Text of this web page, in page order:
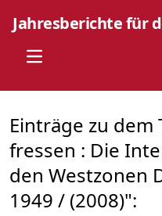
Jahresberichte für
Open main menu
Einträge zu dem
fressen : Die
den Westzonen
1949 / (2008)":